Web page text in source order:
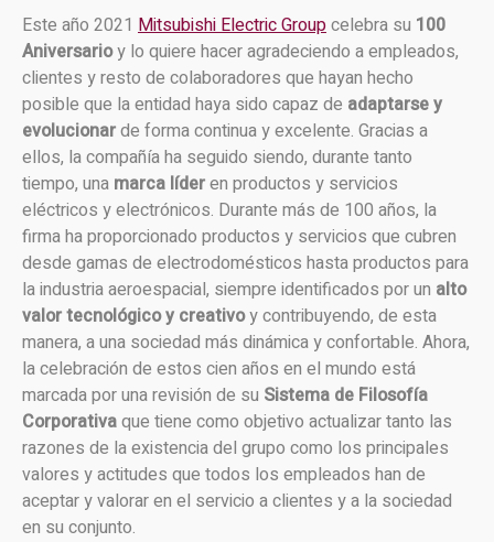
Este año 2021 Mitsubishi Electric Groupcelebra su 100
Aniversarioy lo quiere hacer agradeciendo a empleados,
clientes y resto de colaboradores que hayan hecho
posible que la entidad haya sido capaz de adaptarse y
evolucionarde forma continua y excelente. Gracias a
ellos, la compañía ha seguido siendo, durante tanto
tiempo, una marca líderen productos y servicios
eléctricos y electrónicos. Durante más de 100 años, la
firma ha proporcionado productos y servicios que cubren
desde gamas de electrodomésticos hasta productos para
la industria aeroespacial, siempre identificados por un alto
valor tecnológico y creativoy contribuyendo, de esta
manera, a una sociedad más dinámica y confortable. Ahora,
la celebración de estos cien años en el mundo está
marcada por una revisión de su Sistema de Filosofía
Corporativaque tiene como objetivo actualizar tanto las
razones de la existencia del grupo como los principales
valores y actitudes que todos los empleados han de
aceptar y valorar en el servicio a clientes y a la sociedad
en su conjunto.